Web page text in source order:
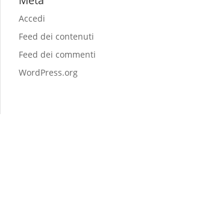
Accedi
Feed dei contenuti
Feed dei commenti
WordPress.org